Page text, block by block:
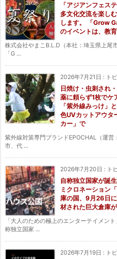
「アジアンフェス
多文化交流を楽し
します。 「Grow
のイベントは、教
株式会社やまこB.L.D（本社：埼玉県上尾
「G ...
2026年7月21日 : ト
日焼け・虫刺され
薬に頼らず1枚でケ
「紫外線みっけ」
色UVカットアウタ
カー」で
紫外線対策専門ブランドEPOCHAL（運
市、代 ...
2026年7月20日 : ト
自称独立国家が誕
ミクロネーション
庫の国、9月26日
材された巨大倉庫
「大人のための極上のエンターテイメン
称独立国家 ...
2026年7月19日 : ト